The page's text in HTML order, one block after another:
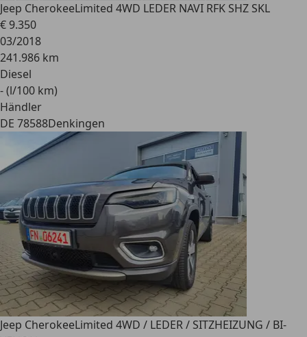
Jeep CherokeeLimited 4WD LEDER NAVI RFK SHZ SKL
€ 9.350
03/2018
241.986 km
Diesel
- (l/100 km)
Händler
DE 78588Denkingen
Jeep CherokeeLimited 4WD / LEDER / SITZHEIZUNG / BI-